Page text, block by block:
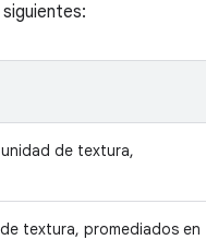
de textura,
textura, promediados en